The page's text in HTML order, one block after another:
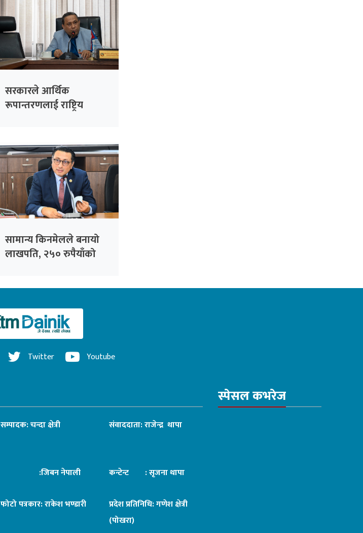
सरकारले आर्थिक
रूपान्तरणलाई राष्ट्रिय
सामान्य किनमेलले बनायो
लाखपति, २५० रुपैयाँको
Twitter Youtube
सम्पादक: चन्दा क्षेत्री संवाददाता: राजेन्द्र थापा
:जिबन नेपाली कन्टेन्ट : सृजना थापा
फोटो पत्रकार: राकेश भण्डारी
प्रदेश प्रतिनिधि: गणेश क्षेत्री
(पोखरा)
स्पेसल कभरेज